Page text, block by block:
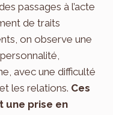
passages à l’acte
de traits
on observe une
avec une difficulté
les relations. Ces
une prise en